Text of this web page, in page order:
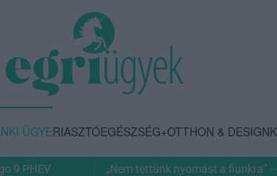
ÜGYERIASZTÓEGÉSZSÉG+OTTHON & DESIGN
9 PHEV
„Nem tettünk nyomást a fiunkra”